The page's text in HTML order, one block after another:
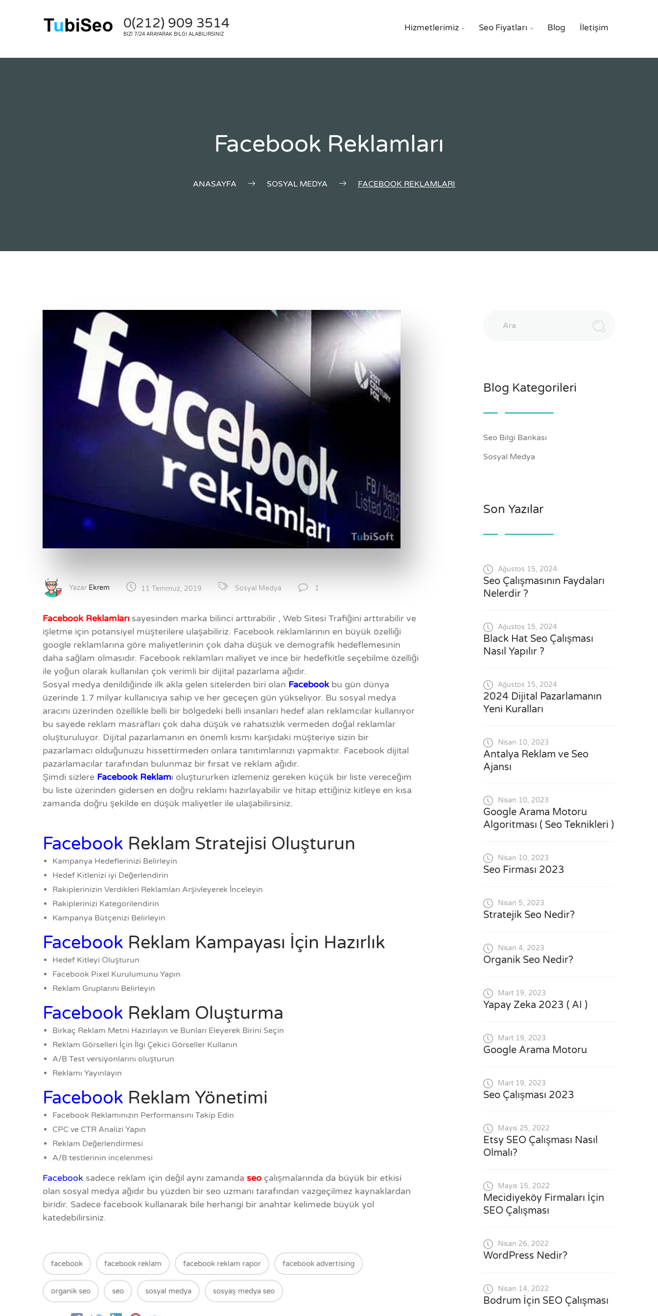
0(212) 909 3514
BIZI 7/24 ARAYARAK BILGI ALABILIRSINIZ
Hizmetlerimiz  Seo Fiyatları  Blog İletişim
Facebook Reklamları
ANASAYFA SOSYAL MEDYA FACEBOOK REKLAMLARI
Yazar Ekrem 11 Temmuz, 2019 Sosyal Medya 1
Facebook Reklamları sayesinden marka bilinci arttırabilir , Web Sitesi Trafiğini arttırabilir ve
işletme için potansiyel müşterilere ulaşabiliriz. Facebook reklamlarının en büyük özelliği
google reklamlarına göre maliyetlerinin çok daha düşük ve demografik hedeflemesinin
daha sağlam olmasıdır. Facebook reklamları maliyet ve ince bir hedefkitle seçebilme özelliği
ile yoğun olarak kullanılan çok verimli bir dijital pazarlama ağıdır.
Sosyal medya denildiğinde ilk akla gelen sitelerden biri olan Facebook bu gün dünya
üzerinde 1.7 milyar kullanıcıya sahip ve her geceçen gün yükseliyor. Bu sosyal medya
aracını üzerinden özellikle belli bir bölgedeki belli insanları hedef alan reklamcılar kullanıyor
bu sayede reklam masrafları çok daha düşük ve rahatsızlık vermeden doğal reklamlar
oluşturuluyor. Dijital pazarlamanın en önemli kısmı karşıdaki müşteriye sizin bir
pazarlamacı olduğunuzu hissettirmeden onlara tanıtımlarınızı yapmaktır. Facebook dijital
pazarlamacılar tarafından bulunmaz bir fırsat ve reklam ağıdır.
Şimdi sizlere Facebook Reklamı oluştururken izlemeniz gereken küçük bir liste vereceğim
bu liste üzerinden gidersen en doğru reklamı hazırlayabilir ve hitap ettiğiniz kitleye en kısa
zamanda doğru şekilde en düşük maliyetler ile ulaşabilirsiniz.
Facebook Reklam Stratejisi Oluşturun
Kampanya Hedeflerinizi Belirleyin
Hedef Kitlenizi iyi Değerlendirin
Rakiplerinizin Verdikleri Reklamları Arşivleyerek İnceleyin
Rakiplerinizi Kategorilendirin
Kampanya Bütçenizi Belirleyin
Facebook Reklam Kampayası İçin Hazırlık
Hedef Kitleyi Oluşturun
Facebook Pixel Kurulumunu Yapın
Reklam Gruplarını Belirleyin
Facebook Reklam Oluşturma
Birkaç Reklam Metni Hazırlayın ve Bunları Eleyerek Birini Seçin
Reklam Görselleri İçin İlgi Çekici Görseller Kullanın
A/B Test versiyonlarını oluşturun
Reklamı Yayınlayın
Facebook Reklam Yönetimi
Facebook Reklamınızın Performansını Takip Edin
CPC ve CTR Analizi Yapın
Reklam Değerlendirmesi
A/B testlerinin incelenmesi
Facebook sadece reklam için değil aynı zamanda seo çalışmalarında da büyük bir etkisi
olan sosyal medya ağıdır bu yüzden bir seo uzmanı tarafından vazgeçilmez kaynaklardan
biridir. Sadece facebook kullanarak bile herhangi bir anahtar kelimede büyük yol
katedebilirsiniz.
facebook facebook reklam facebook reklam rapor facebook advertising
organik seo seo sosyal medya sosyaş medya seo
Blog Kategorileri
Seo Bilgi Bankası
Sosyal Medya
Son Yazılar
Ağustos 15, 2024
Seo Çalışmasının Faydaları
Nelerdir ?
Ağustos 15, 2024
Black Hat Seo Çalışması
Nasıl Yapılır ?
Ağustos 15, 2024
2024 Dijital Pazarlamanın
Yeni Kuralları
Nisan 10, 2023
Antalya Reklam ve Seo
Ajansı
Nisan 10, 2023
Google Arama Motoru
Algoritması ( Seo Teknikleri )
Nisan 10, 2023
Seo Firması 2023
Nisan 5, 2023
Stratejik Seo Nedir?
Nisan 4, 2023
Organik Seo Nedir?
Mart 19, 2023
Yapay Zeka 2023 ( AI )
Mart 19, 2023
Google Arama Motoru
Mart 19, 2023
Seo Çalışması 2023
Mayıs 25, 2022
Etsy SEO Çalışması Nasıl
Olmalı?
Mayıs 15, 2022
Mecidiyeköy Firmaları İçin
SEO Çalışması
Nisan 26, 2022
WordPress Nedir?
Nisan 14, 2022
Bodrum İçin SEO Çalışması